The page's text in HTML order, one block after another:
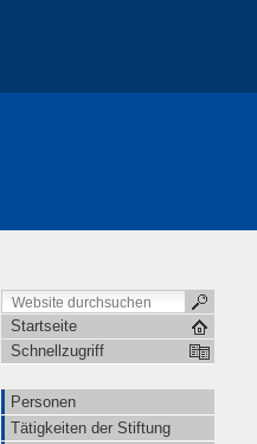
Startseite
Schnellzugriff
Personen
Tätigkeiten der Stiftung